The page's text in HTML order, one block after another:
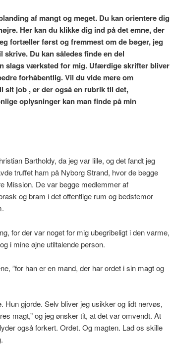
af mangt og meget. Du kan orientere dig
Her kan du klikke dig ind på det emne, der
fortæller først og fremmest om de bøger, jeg
Du kan således finde en del
slags værksted for mig. Ufærdige skrifter bliver
forhåbentlig. Vil du vide mere om
sit job , er der også en rubrik til det,
oplysninger kan man finde på min
Bartholdy, da jeg var lille, og det fandt jeg
truffet ham på Nyborg Strand, hvor de begge
Mission. De var begge medlemmer af
og bram i det offentlige rum og bedstemor
for der var noget for mig ubegribeligt i den varme,
i mine øjne utiltalende person.
”for han er en mand, der har ordet i sin magt og
Hun gjorde. Selv bliver jeg usikker og lidt nervøs,
magt,” og jeg ønsker tit, at det var omvendt. At
også forkert. Ordet. Og magten. Lad os skille